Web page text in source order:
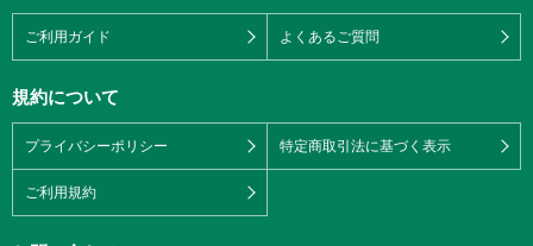
ご利用ガイド よくあるご質問
規約について
プライバシーポリシー 特定商取引法に基づく表示
ご利用規約